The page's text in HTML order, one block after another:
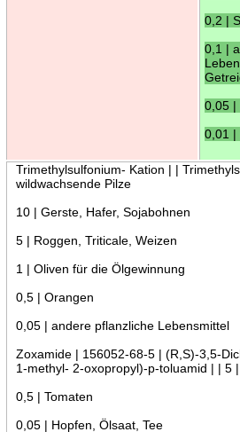
0,2 |
0,1 |
0,05 |
0,01 |
Trimethylsulfonium- Kation | |
wildwachsende Pilze
10 | Gerste, Hafer, Sojabohnen
5 | Roggen, Triticale, Weizen
1 | Oliven für die Ölgewinnung
0,5 | Orangen
0,05 | andere pflanzliche Lebensmittel
Zoxamide | 156052-68-5 | (R,S)-3,5-
1-methyl- 2-oxopropyl)-p-toluamid | | 5
0,5 | Tomaten
0,05 | Hopfen, Ölsaat, Tee